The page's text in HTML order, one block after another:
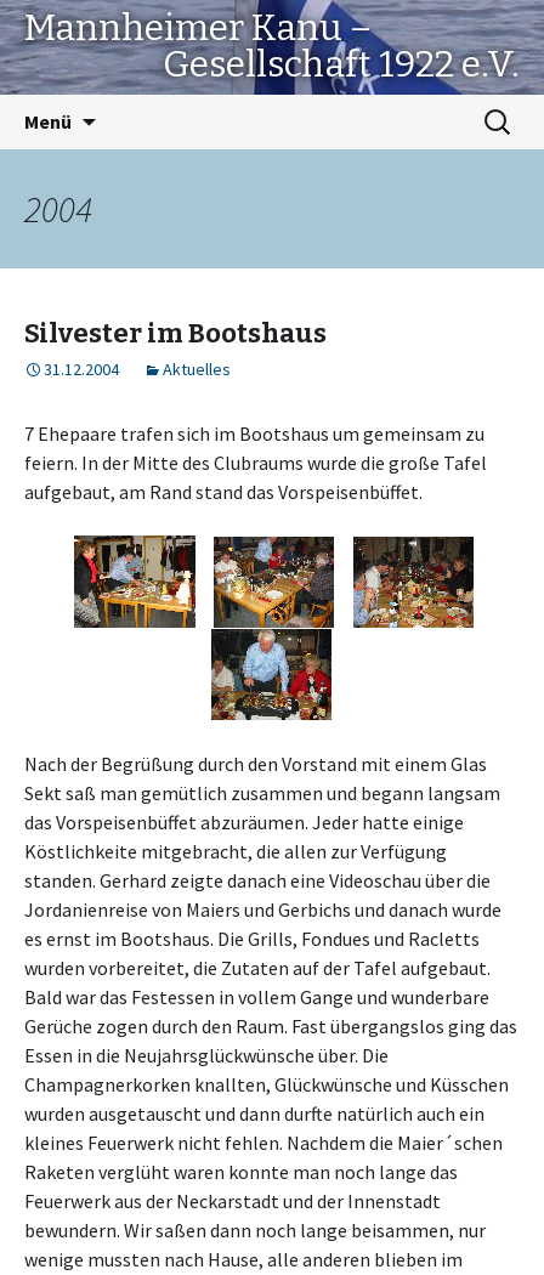
Mannheimer Kanu –
Gesellschaft 1922 e.V.
Menü
Suchen
nach:
2004
Silvester im Bootshaus
31.12.2004 Aktuelles
7 Ehepaare trafen sich im Bootshaus um gemeinsam zu
feiern. In der Mitte des Clubraums wurde die große Tafel
aufgebaut, am Rand stand das Vorspeisenbüffet.
Nach der Begrüßung durch den Vorstand mit einem Glas
Sekt saß man gemütlich zusammen und begann langsam
das Vorspeisenbüffet abzuräumen. Jeder hatte einige
Köstlichkeite mitgebracht, die allen zur Verfügung
standen. Gerhard zeigte danach eine Videoschau über die
Jordanienreise von Maiers und Gerbichs und danach wurde
es ernst im Bootshaus. Die Grills, Fondues und Racletts
wurden vorbereitet, die Zutaten auf der Tafel aufgebaut.
Bald war das Festessen in vollem Gange und wunderbare
Gerüche zogen durch den Raum. Fast übergangslos ging das
Essen in die Neujahrsglückwünsche über. Die
Champagnerkorken knallten, Glückwünsche und Küsschen
wurden ausgetauscht und dann durfte natürlich auch ein
kleines Feuerwerk nicht fehlen. Nachdem die Maier´schen
Raketen verglüht waren konnte man noch lange das
Feuerwerk aus der Neckarstadt und der Innenstadt
bewundern. Wir saßen dann noch lange beisammen, nur
wenige mussten nach Hause, alle anderen blieben im